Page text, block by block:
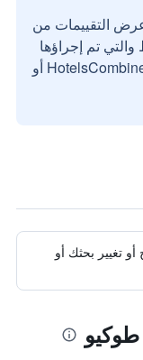
التقييمات من
تم إجراؤها
بواسطة مستخدمين حقيقيين مع HotelsCombined أو
تغيير بحثك أو
طوكيو